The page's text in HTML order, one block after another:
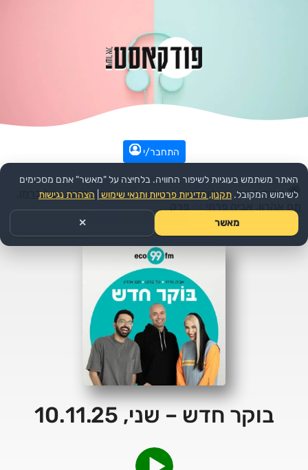
התחבר/י
עמוד הבית >> קומדיה >>הפודקאסט: בוקר חדש - טל ברמן,
בוקר חדש – שני, 10.11.25
האתר משתמש בעוגיות לשיפור החוויה. בלחיצה על "מאשר" אתם מסכימים
לשימוש המקובל. תקנון, מדיניות פרטיות ותנאי שימוש הצהרת נגישות
מאשר ✕